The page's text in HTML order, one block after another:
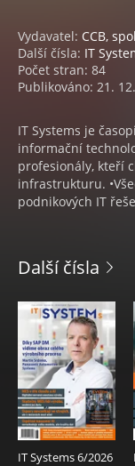
Vydavatel: CCB,
Další čísla: IT
Počet stran: 84
Publikováno: 21.
IT Systems je
informační
profesionály, kteří
infrastrukturu.
podnikových IT
Další čísla
IT Systems 6/2026